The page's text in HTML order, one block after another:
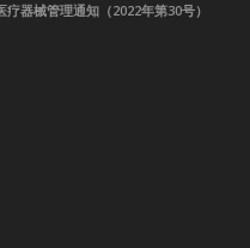
器械管理通知（2022年第30号）